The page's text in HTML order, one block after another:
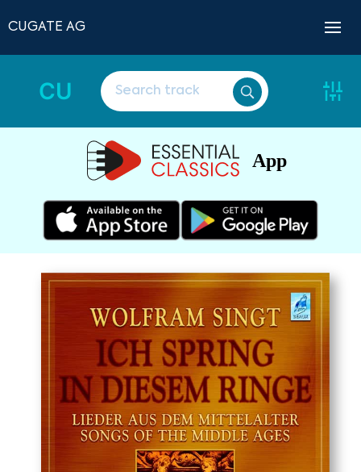
CUGATE AG
CU
App